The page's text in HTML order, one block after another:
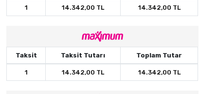
1 14.342,00 TL 14.342,00 TL
Taksit Taksit Tutarı Toplam Tutar
1 14.342,00 TL 14.342,00 TL